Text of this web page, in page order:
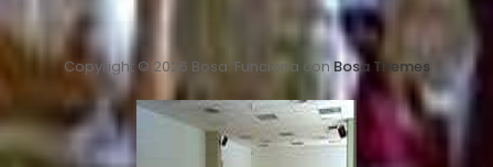
Copyright © 2026 Bosa. Funciona conBosa Themes